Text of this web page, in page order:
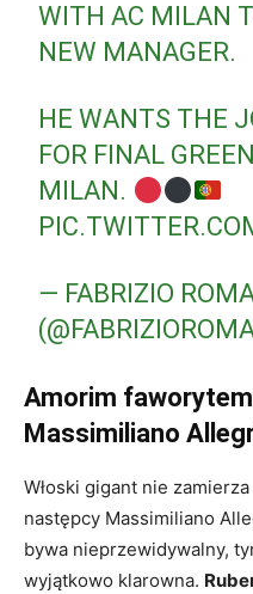
WITH AC MILAN
NEW MANAGER.
HE WANTS THE
FOR FINAL
MILAN.
— FABRIZIO
Amorim
Massimiliano
Włoski gigant nie
następcy Massimiliano
bywa nieprzewidywalny,
wyjątkowo klarowna.